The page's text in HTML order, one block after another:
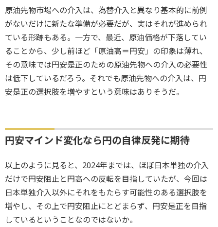
原油先物市場への介入は、為替介入と異なり基本的に前例
がないだけに新たな準備が必要だが、実はそれが進められ
ている形跡もある。一方で、最近、原油価格が下落してい
ることから、少し前ほど「原油高＝円安」の印象は薄れ、
その意味では円安是正のための原油先物への介入の必要性
は低下しているだろう。それでも原油先物への介入は、円
安是正の選択肢を増やすという意味はありそうだ。
円安マインド変化なら円の自律反発に期待
以上のように見ると、2024年までは、ほぼ日本単独の介入
だけで円安阻止と円高への反転を目指していたが、今回は
日本単独介入以外にそれをもたらす可能性のある選択肢を
増やし、その上で円安阻止にとどまらず、円安是正を目指
しているということなのではないか。